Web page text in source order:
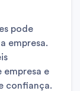
pode
empresa.
empresa e
confiança.